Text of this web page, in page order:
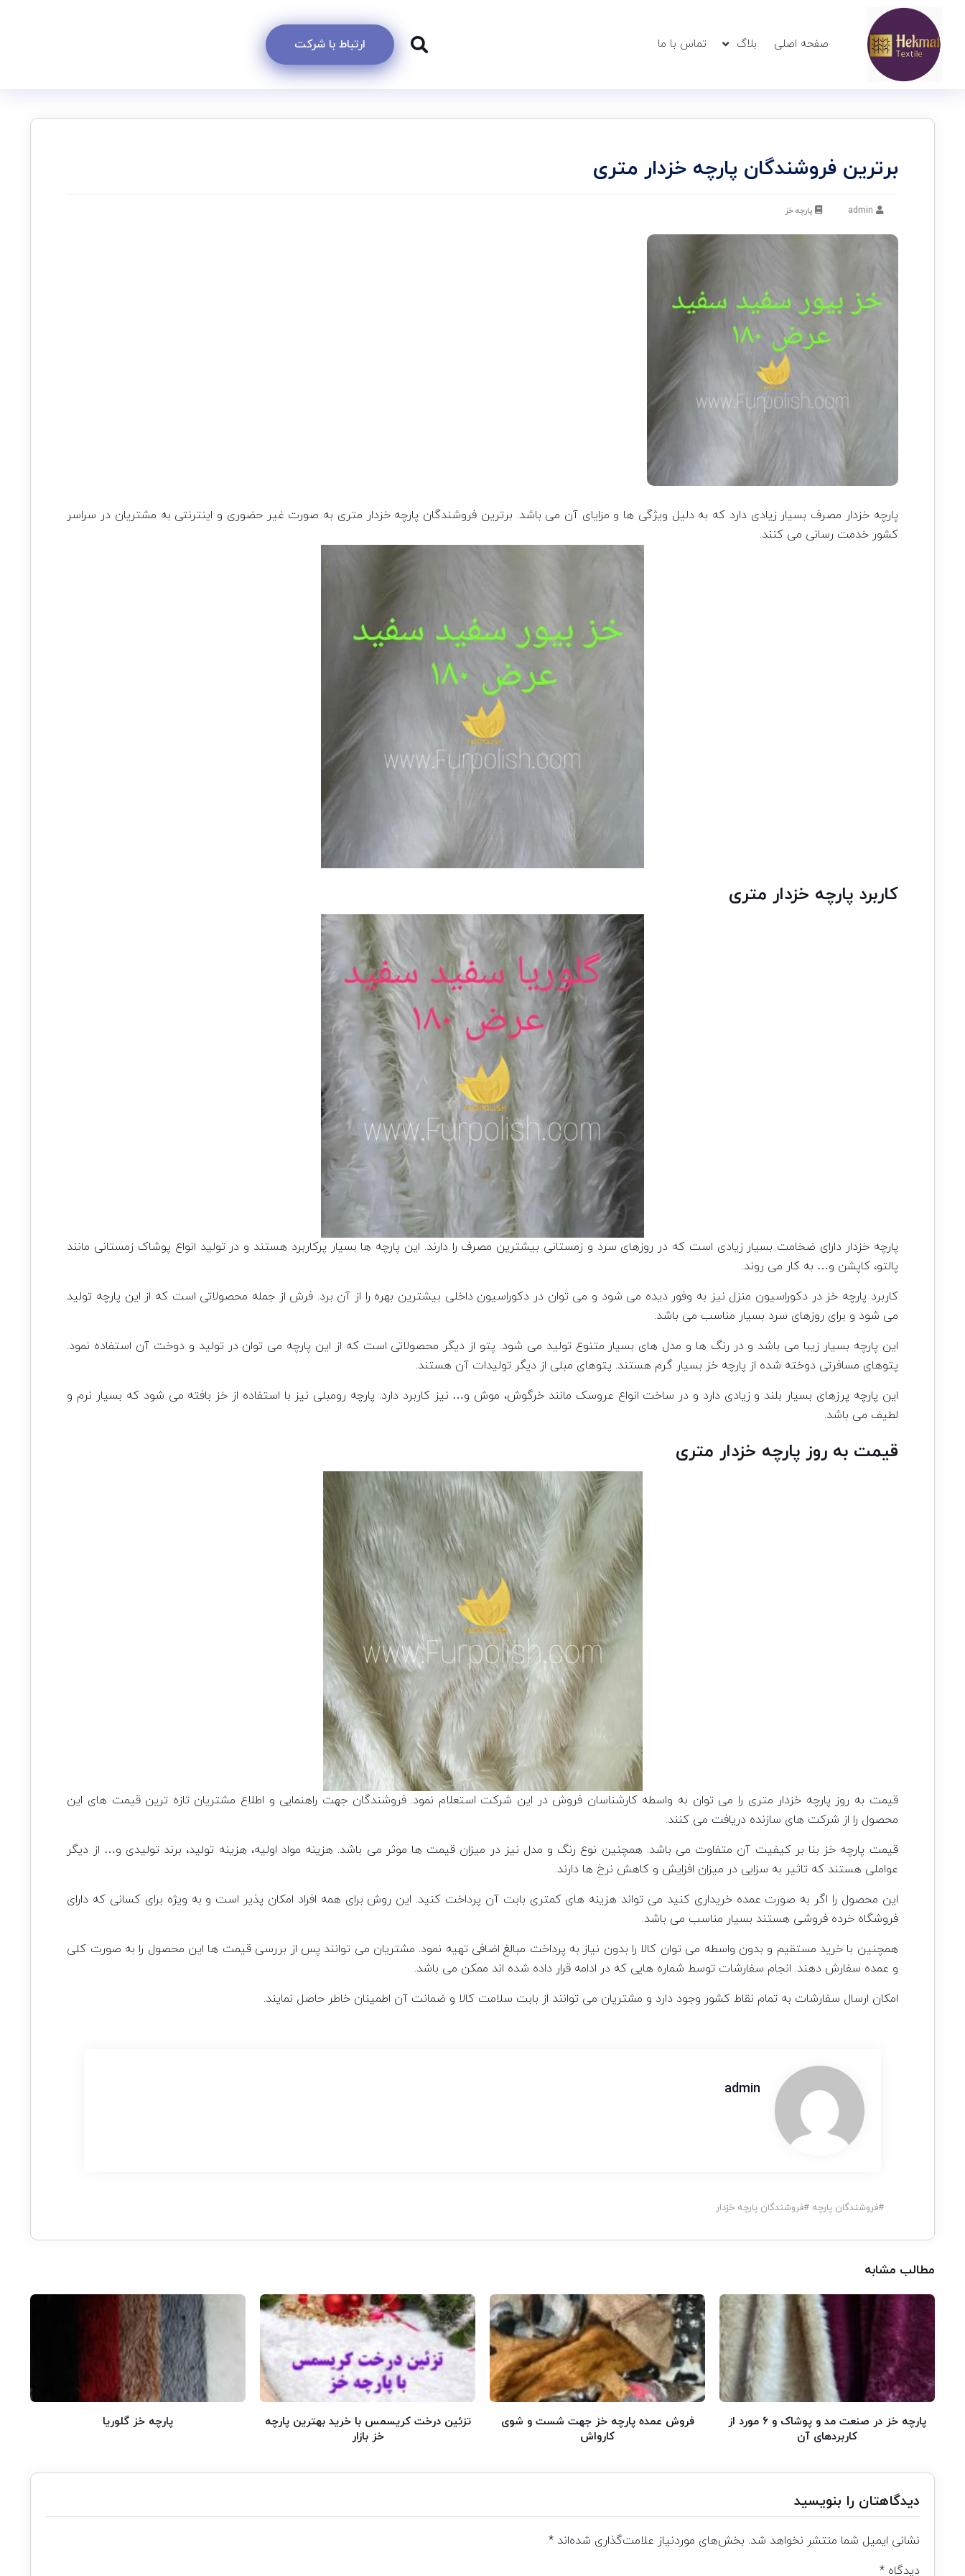
صفحه اصلی بلاگ تماس با ما ارتباط با شرکت
برترین فروشندگان پارچه خزدار متری
پارچه خز
پارچه خزدار مصرف بسیار زیادی دارد که به دلیل ویژگی ها و مزایای آن می باشد. برترین فروشندگان پارچه خزدار متری به صورت غیر حضوری و اینترنتی به مشتریان در سراسر
کشور خدمت رسانی می کنند.
کاربرد پارچه خزدار متری
پارچه خزدار دارای ضخامت بسیار زیادی است که در روزهای سرد و زمستانی بیشترین مصرف را دارند. این پارچه ها بسیار پرکاربرد هستند و در تولید انواع پوشاک زمستانی مانند
پالتو، کاپشن و… به کار می روند.
کاربرد پارچه خز در دکوراسیون منزل نیز به وفور دیده می شود و می توان در دکوراسیون داخلی بیشترین بهره را از آن برد. فرش از جمله محصولاتی است که از این پارچه تولید
می شود و برای روزهای سرد بسیار مناسب می باشد.
این پارچه بسیار زیبا می باشد و در رنگ ها و مدل های بسیار متنوع تولید می شود. پتو از دیگر محصولاتی است که از این پارچه می توان در تولید و دوخت آن استفاده نمود.
پتوهای مسافرتی دوخته شده از پارچه خز بسیار گرم هستند. پتوهای مبلی از دیگر تولیدات آن هستند.
این پارچه پرزهای بسیار بلند و زیادی دارد و در ساخت انواع عروسک مانند خرگوش، موش و… نیز کاربرد دارد. پارچه رومبلی نیز با استفاده از خز بافته می شود که بسیار نرم و
لطیف می باشد.
قیمت به روز پارچه خزدار متری
قیمت به روز پارچه خزدار متری را می توان به واسطه کارشناسان فروش در این شرکت استعلام نمود. فروشندگان جهت راهنمایی و اطلاع مشتریان تازه ترین قیمت های این
محصول را از شرکت های سازنده دریافت می کنند.
قیمت پارچه خز بنا بر کیفیت آن متفاوت می باشد. همچنین نوع رنگ و مدل نیز در میزان قیمت ها موثر می باشد. هزینه مواد اولیه، هزینه تولید، برند تولیدی و… از دیگر
عواملی هستند که تاثیر به سزایی در میزان افزایش و کاهش نرخ ها دارند.
این محصول را اگر به صورت عمده خریداری کنید می تواند هزینه های کمتری بابت آن پرداخت کنید. این روش برای همه افراد امکان پذیر است و به ویژه برای کسانی که دارای
فروشگاه خرده فروشی هستند بسیار مناسب می باشد.
همچنین با خرید مستقیم و بدون واسطه می توان کالا را بدون نیاز به پرداخت مبالغ اضافی تهیه نمود. مشتریان می توانند پس از بررسی قیمت ها این محصول را به صورت کلی
و عمده سفارش دهند. انجام سفارشات توسط شماره هایی که در ادامه قرار داده شده اند ممکن می باشد.
امکان ارسال سفارشات به تمام نقاط کشور وجود دارد و مشتریان می توانند از بابت سلامت کالا و ضمانت آن اطمینان خاطر حاصل نمایند.
admin
#فروشندگان پارچه #فروشندگان پارچه خزدار
مطالب مشابه
پارچه خز در صنعت مد و پوشاک و ۶ مورد از
کاربردهای آن
فروش عمده پارچه خز جهت شست و شوی
کارواش
تزئین درخت کریسمس با خرید بهترین پارچه
خز بازار
پارچه خز گلوریا
دیدگاهتان را بنویسید
نشانی ایمیل شما منتشر نخواهد شد. بخش‌های موردنیاز علامت‌گذاری شده‌اند *
دیدگاه *